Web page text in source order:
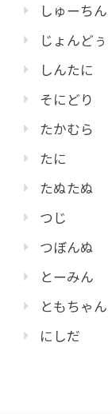
しゅーちん
じょんどぅ
しんたに
そにどり
たかむら
たに
たぬたぬ
つじ
つぼんぬ
とーみん
ともちゃん
にしだ